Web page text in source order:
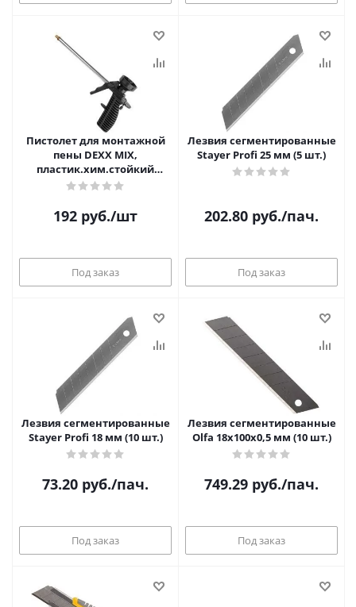
Пистолет для монтажной
пены DEXX MIX,
пластик.хим.стойкий
корпус, клапаны из
192 руб./шт
Под заказ
Лезвия сегментированные
Stayer Profi 25 мм (5 шт.)
202.80 руб./пач.
Под заказ
Лезвия сегментированные
Stayer Profi 18 мм (10 шт.)
73.20 руб./пач.
Под заказ
Лезвия сегментированные
Olfa 18х100х0,5 мм (10 шт.)
749.29 руб./пач.
Под заказ